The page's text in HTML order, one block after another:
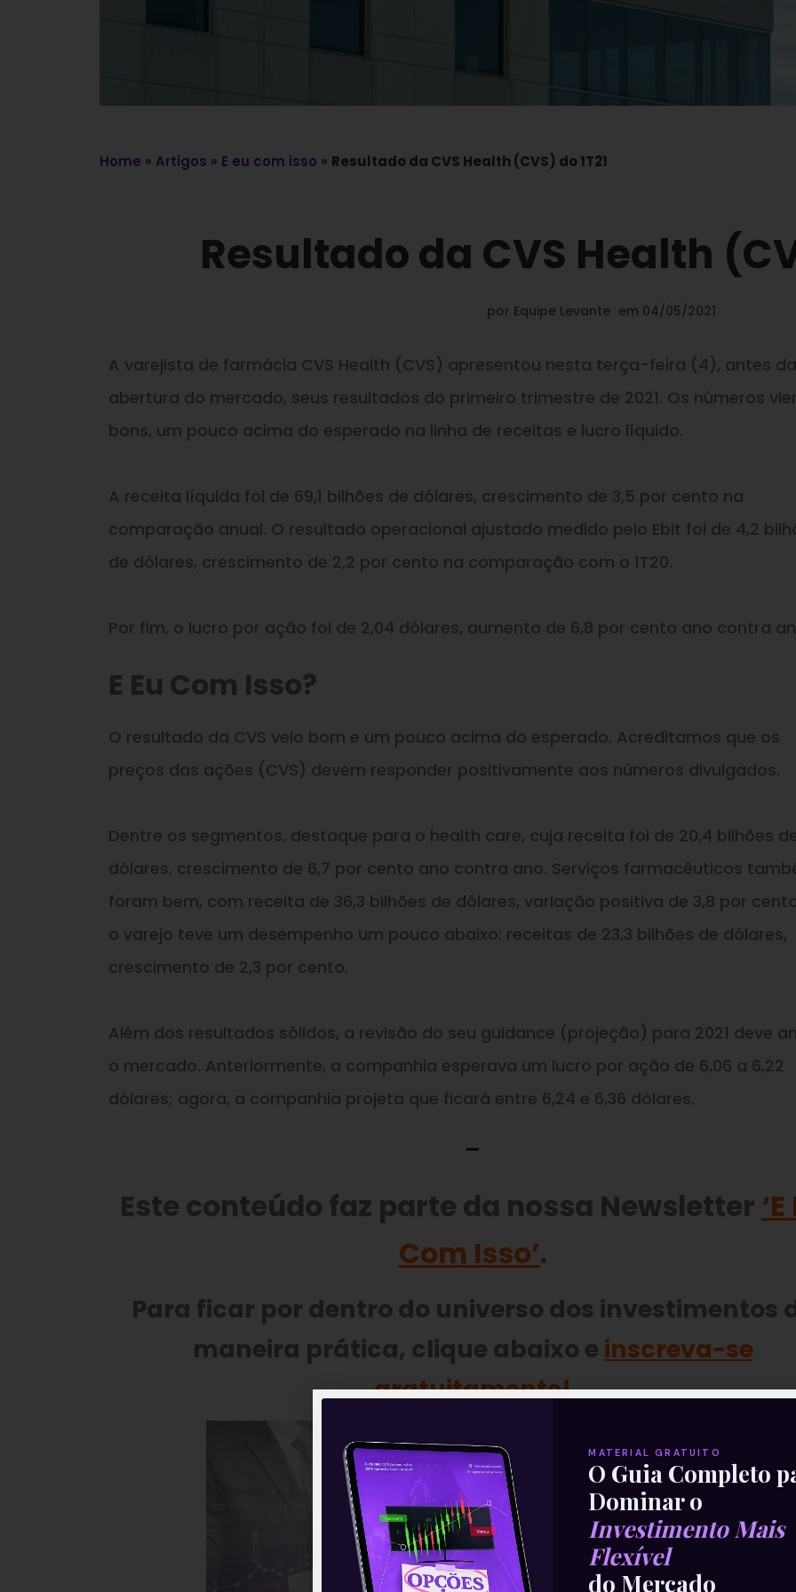
Home » Artigos » E eu com isso » Resultado da CVS Health (CVS) do 1T21
Resultado da CVS Health
por Equipe Levante em 04/05/2021
A varejista de farmácia CVS Health (CVS) apresentou nesta terça-feira (4), antes da
abertura do mercado, seus resultados do primeiro trimestre de 2021. Os números
bons, um pouco acima do esperado na linha de receitas e lucro líquido.
A receita líquida foi de 69,1 bilhões de dólares, crescimento de 3,5 por cento na
comparação anual. O resultado operacional ajustado medido pelo Ebit foi de 4,2
de dólares, crescimento de 2,2 por cento na comparação com o 1T20.
Por fim, o lucro por ação foi de 2,04 dólares, aumento de 6,8 por cento ano contra
E Eu Com Isso?
O resultado da CVS veio bom e um pouco acima do esperado. Acreditamos que os
preços das ações (CVS) devem responder positivamente aos números divulgados.
Dentre os segmentos, destaque para o health care, cuja receita foi de 20,4 bilhões
dólares, crescimento de 6,7 por cento ano contra ano. Serviços farmacêuticos
foram bem, com receita de 36,3 bilhões de dólares, variação positiva de 3,8 por
o varejo teve um desempenho um pouco abaixo: receitas de 23,3 bilhões de dólares,
crescimento de 2,3 por cento.
Além dos resultados sólidos, a revisão do seu guidance (projeção) para 2021 deve
o mercado. Anteriormente, a companhia esperava um lucro por ação de 6,06 a 6,22
dólares; agora, a companhia projeta que ficará entre 6,24 e 6,36 dólares.
—
Este conteúdo faz parte da nossa Newsletter
Com Isso’.
Para ficar por dentro do universo dos investimentos
maneira prática, clique abaixo e inscreva-se
gratuitamente!
MATERIAL GRATUITO
O Guia Completo
Dominar o
Investimento Mais
Flexível
do Mercado